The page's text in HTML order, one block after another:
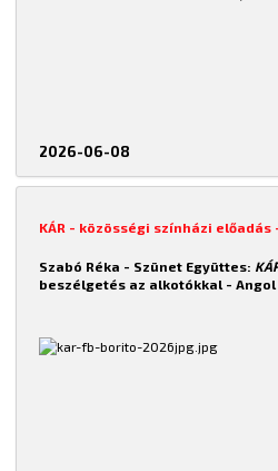
2026-06-08
KÁR - közösségi színházi
Szabó Réka - Szünet Együttes:
beszélgetés az alkotókkal -